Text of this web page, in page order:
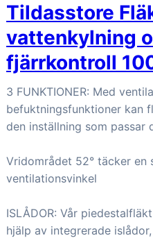
Tildasstore
vattenkylning
fjärrkontroll
3 FUNKTIONER: Med
befuktningsfunktioner kan
den inställning som passar
Vridområdet 52° täcker en
ventilationsvinkel
ISLÅDOR: Vår
hjälp av integrerade